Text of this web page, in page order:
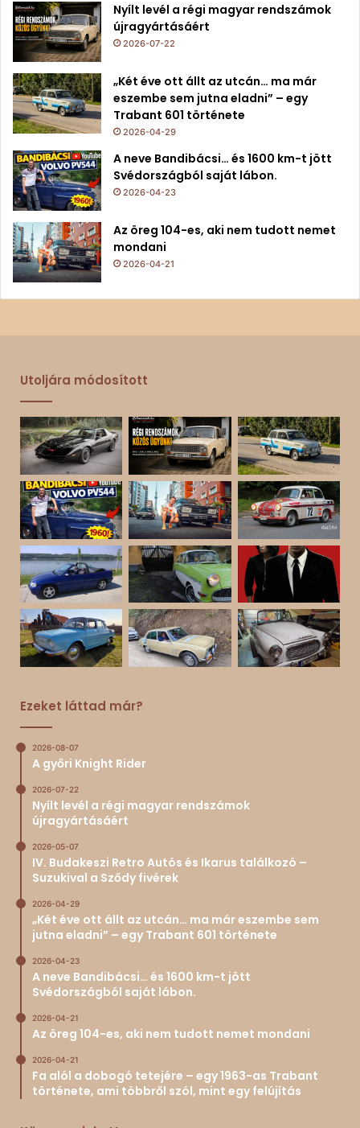
Nyílt levél a régi magyar rendszámok
újragyártásáért
2026-07-22
„Két éve ott állt az utcán… ma már
eszembe sem jutna eladni” – egy
Trabant 601 története
2026-04-29
A neve Bandibácsi… és 1600 km-t jött
Svédországból saját lábon.
2026-04-23
Az öreg 104-es, aki nem tudott nemet
mondani
2026-04-21
Utoljára módosított
Ezeket láttad már?
2026-08-07
A győri Knight Rider
2026-07-22
Nyílt levél a régi magyar rendszámok
újragyártásáért
2026-05-07
IV. Budakeszi Retro Autós és Ikarus találkozó –
Suzukival a Sződy fivérek
2026-04-29
„Két éve ott állt az utcán… ma már eszembe sem
jutna eladni” – egy Trabant 601 története
2026-04-23
A neve Bandibácsi… és 1600 km-t jött
Svédországból saját lábon.
2026-04-21
Az öreg 104-es, aki nem tudott nemet mondani
2026-04-21
Fa alól a dobogó tetejére – egy 1963-as Trabant
története, ami többről szól, mint egy felújítás